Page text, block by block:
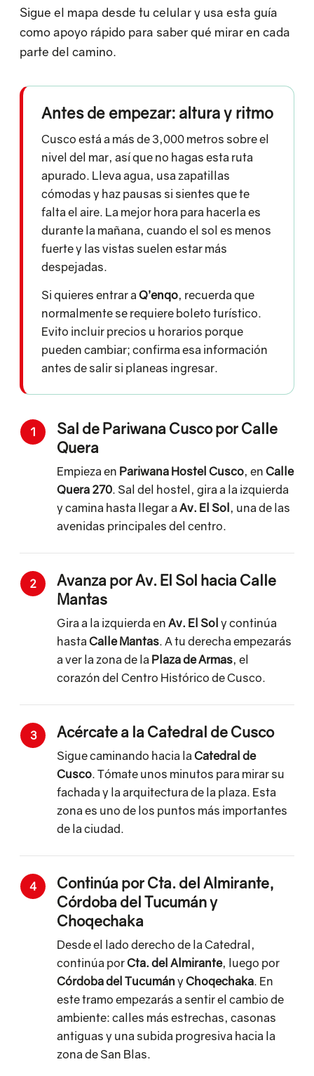
Sigue el mapa desde tu celular y usa esta guía
como apoyo rápido para saber qué mirar en cada
parte del camino.
Antes de empezar: altura y ritmo
Cusco está a más de 3,000 metros sobre el
nivel del mar, así que no hagas esta ruta
apurado. Lleva agua, usa zapatillas
cómodas y haz pausas si sientes que te
falta el aire. La mejor hora para hacerla es
durante la mañana, cuando el sol es menos
fuerte y las vistas suelen estar más
despejadas.
Si quieres entrar a Q’enqo, recuerda que
normalmente se requiere boleto turístico.
Evito incluir precios u horarios porque
pueden cambiar; confirma esa información
antes de salir si planeas ingresar.
1
Sal de Pariwana Cusco por Calle
Quera
Empieza en Pariwana Hostel Cusco, en Calle
Quera 270. Sal del hostel, gira a la izquierda
y camina hasta llegar a Av. El Sol, una de las
avenidas principales del centro.
2
Avanza por Av. El Sol hacia Calle
Mantas
Gira a la izquierda en Av. El Sol y continúa
hasta Calle Mantas. A tu derecha empezarás
a ver la zona de la Plaza de Armas, el
corazón del Centro Histórico de Cusco.
3 Acércate a la Catedral de Cusco
Sigue caminando hacia la Catedral de
Cusco. Tómate unos minutos para mirar su
fachada y la arquitectura de la plaza. Esta
zona es uno de los puntos más importantes
de la ciudad.
4
Continúa por Cta. del Almirante,
Córdoba del Tucumán y
Choqechaka
Desde el lado derecho de la Catedral,
continúa porCta. del Almirante, luego por
Córdoba del Tucumán y Choqechaka. En
este tramo empezarás a sentir el cambio de
ambiente: calles más estrechas, casonas
antiguas y una subida progresiva hacia la
zona de San Blas.